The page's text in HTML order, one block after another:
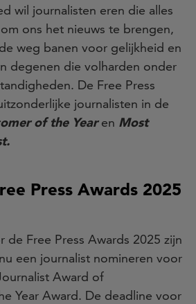
wil journalisten eren die alles
ons het nieuws te brengen,
weg banen voor gelijkheid en
degenen die volharden onder
De Free Press
journalisten in de
of the Yearen Most
Press Awards 2025
de Free Press Awards 2025 zijn
een journalist nomineren voor
Award of
Year Award. De deadline voor